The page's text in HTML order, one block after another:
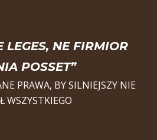
LEGES, NE FIRMIOR
POSSET”
PRAWA, BY SILNIEJSZY NIE
WSZYSTKIEGO